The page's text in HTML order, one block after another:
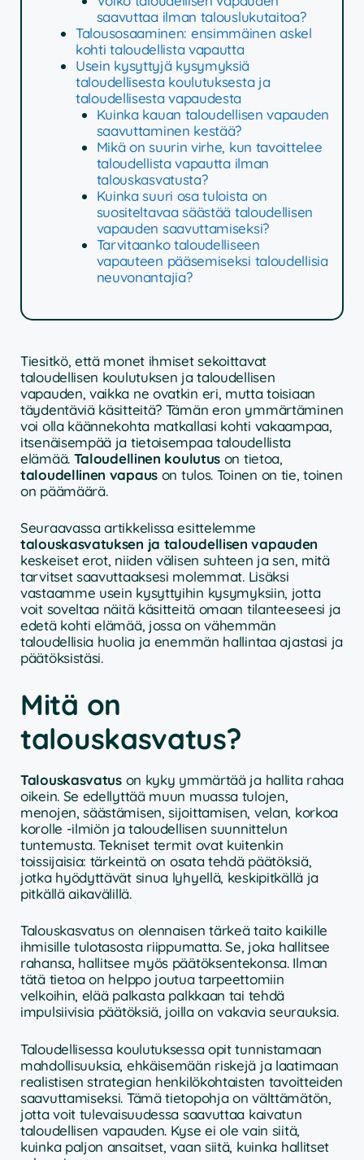
saavuttaa ilman talouslukutaitoa?
Talousosaaminen: ensimmäinen askel
kohti taloudellista vapautta
Usein kysyttyjä kysymyksiä
taloudellisesta koulutuksesta ja
taloudellisesta vapaudesta
Kuinka kauan taloudellisen vapauden
saavuttaminen kestää?
Mikä on suurin virhe, kun tavoittelee
taloudellista vapautta ilman
talouskasvatusta?
Kuinka suuri osa tuloista on
suositeltavaa säästää taloudellisen
vapauden saavuttamiseksi?
Tarvitaanko taloudelliseen
vapauteen pääsemiseksi taloudellisia
neuvonantajia?
Tiesitkö, että monet ihmiset sekoittavat
taloudellisen koulutuksen ja taloudellisen
vapauden, vaikka ne ovatkin eri, mutta toisiaan
täydentäviä käsitteitä? Tämän eron ymmärtäminen
voi olla käännekohta matkallasi kohti vakaampaa,
itsenäisempää ja tietoisempaa taloudellista
elämää. Taloudellinen koulutus on tietoa,
taloudellinen vapaus on tulos. Toinen on tie, toinen
on päämäärä.
Seuraavassa artikkelissa esittelemme
talouskasvatuksen ja taloudellisen vapauden
keskeiset erot, niiden välisen suhteen ja sen, mitä
tarvitset saavuttaaksesi molemmat. Lisäksi
vastaamme usein kysyttyihin kysymyksiin, jotta
voit soveltaa näitä käsitteitä omaan tilanteeseesi ja
edetä kohti elämää, jossa on vähemmän
taloudellisia huolia ja enemmän hallintaa ajastasi ja
päätöksistäsi.
Mitä on
talouskasvatus?
Talouskasvatuson kyky ymmärtää ja hallita rahaa
oikein. Se edellyttää muun muassa tulojen,
menojen, säästämisen, sijoittamisen, velan, korkoa
korolle -ilmiön ja taloudellisen suunnittelun
tuntemusta. Tekniset termit ovat kuitenkin
toissijaisia: tärkeintä on osata tehdä päätöksiä,
jotka hyödyttävät sinua lyhyellä, keskipitkällä ja
pitkällä aikavälillä.
Talouskasvatus on olennaisen tärkeä taito kaikille
ihmisille tulotasosta riippumatta. Se, joka hallitsee
rahansa, hallitsee myös päätöksentekonsa. Ilman
tätä tietoa on helppo joutua tarpeettomiin
velkoihin, elää palkasta palkkaan tai tehdä
impulsiivisia päätöksiä, joilla on vakavia seurauksia.
Taloudellisessa koulutuksessa opit tunnistamaan
mahdollisuuksia, ehkäisemään riskejä ja laatimaan
realistisen strategian henkilökohtaisten tavoitteiden
saavuttamiseksi. Tämä tietopohja on välttämätön,
jotta voit tulevaisuudessa saavuttaa kaivatun
taloudellisen vapauden. Kyse ei ole vain siitä,
kuinka paljon ansaitset, vaan siitä, kuinka hallitset